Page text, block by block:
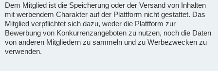
Dem Mitglied ist die Speicherung oder der Versand von Inhalten
mit werbendem Charakter auf der Plattform nicht gestattet. Das
Mitglied verpflichtet sich dazu, weder die Plattform zur
Bewerbung von Konkurrenzangeboten zu nutzen, noch die Daten
von anderen Mitgliedern zu sammeln und zu Werbezwecken zu
verwenden.